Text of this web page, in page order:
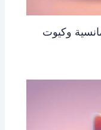
وكيوت